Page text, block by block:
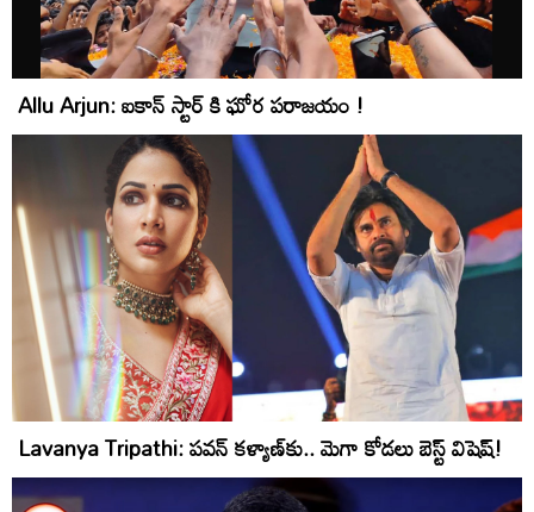
Allu Arjun: ఐకాన్ స్టార్ కి ఘోర పరాజయం !
Lavanya Tripathi: ప‌వ‌న్ క‌ళ్యాణ్‌కు.. మెగా కోడ‌లు బెస్ట్‌ విషెష్‌!